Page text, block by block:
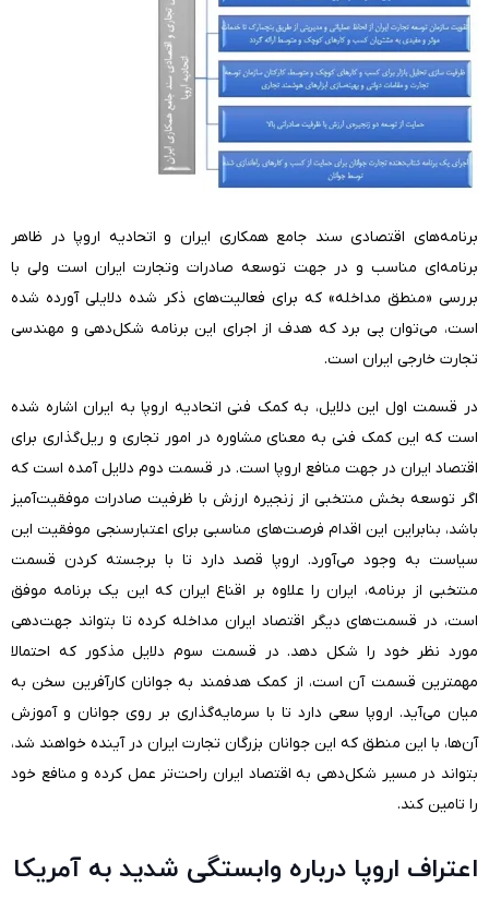
برنامه‌های اقتصادی سند جامع همکاری ایران و اتحادیه اروپا در ظاهر
برنامه‌ای مناسب و در جهت توسعه صادرات وتجارت ایران است ولی با
بررسی «منطق مداخله» که برای فعالیت‌های ذکر شده دلایلی آورده شده
است، می‌توان پی برد که هدف از اجرای این برنامه شکل‌دهی و مهندسی
تجارت خارجی ایران است.
در قسمت اول این دلایل، به کمک فنی اتحادیه اروپا به ایران اشاره شده
است که این کمک فنی به معنای مشاوره در امور تجاری و ریل‌گذاری برای
اقتصاد ایران در جهت منافع اروپا است. در قسمت دوم دلایل آمده است که
اگر توسعه‌ بخش منتخبی از زنجیره‌ ارزش با ظرفیت صادرات موفقیت‌آمیز
باشد، بنابراین این اقدام فرصت‌های مناسبی برای اعتبار‌سنجی موفقیت این
سیاست به وجود می‌آورد. اروپا قصد دارد تا با برجسته کردن قسمت
منتخبی از برنامه، ایران را علاوه بر اقناع ایران که این یک برنامه‌ موفق
است، در قسمت‌های دیگر اقتصاد ایران مداخله کرده تا بتواند جهت‌دهی
مورد نظر خود را شکل دهد. در قسمت سوم دلایل مذکور که احتمالا
مهمترین قسمت آن است، از کمک هدفمند به جوانان کارآفرین سخن به
میان می‌آید. اروپا سعی دارد تا با سرمایه‌گذاری بر روی جوانان و آموزش
آن‌ها، با این منطق که این جوانان بزرگان تجارت ایران در آینده خواهند شد،
بتواند در مسیر شکل‌دهی به اقتصاد ایران راحت‌تر عمل کرده و منافع خود
را تامین کند.
اعتراف اروپا درباره وابستگی شدید به آمریکا